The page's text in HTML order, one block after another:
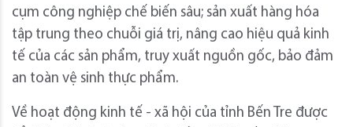
cụm công nghiệp chế biến sâu; sản xuất hàng hóa
tập trung theo chuỗi giá trị, nâng cao hiệu quả kinh
tế của các sản phẩm, truy xuất nguồn gốc, bảo đảm
an toàn vệ sinh thực phẩm.
Về hoạt động kinh tế - xã hội của tỉnh Bến Tre được